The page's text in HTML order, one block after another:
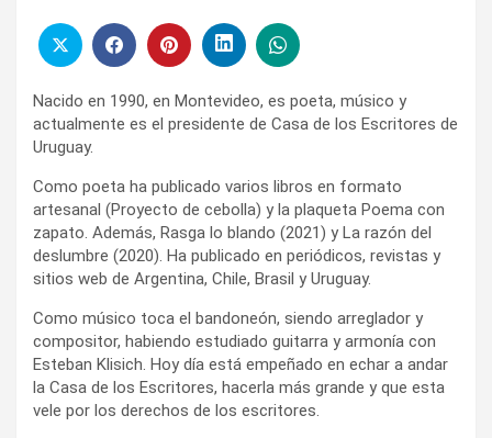
Nacido en 1990, en Montevideo, es poeta, músico y
actualmente es el presidente de Casa de los Escritores de
Uruguay.
Como poeta ha publicado varios libros en formato
artesanal (Proyecto de cebolla) y la plaqueta Poema con
zapato. Además, Rasga lo blando (2021) y La razón del
deslumbre (2020). Ha publicado en periódicos, revistas y
sitios web de Argentina, Chile, Brasil y Uruguay.
Como músico toca el bandoneón, siendo arreglador y
compositor, habiendo estudiado guitarra y armonía con
Esteban Klisich. Hoy día está empeñado en echar a andar
la Casa de los Escritores, hacerla más grande y que esta
vele por los derechos de los escritores.